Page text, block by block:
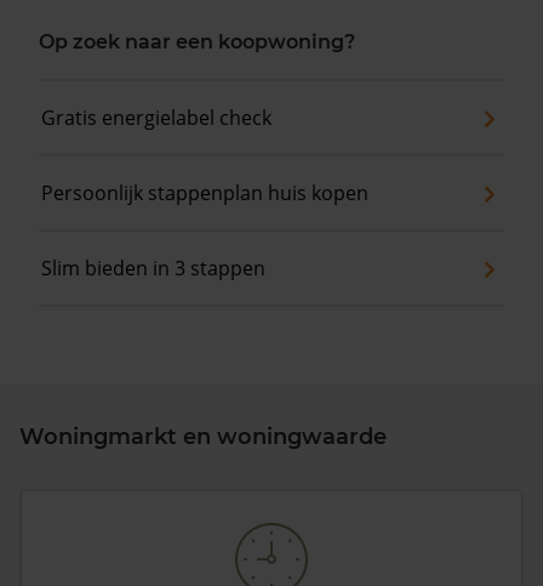
Op zoek naar een koopwoning?
Gratis energielabel check
Persoonlijk stappenplan huis kopen
Slim bieden in 3 stappen
Woningmarkt en woningwaarde